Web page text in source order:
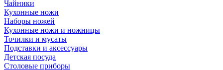
Чайники
Кухонные ножи
Наборы ножей
Кухонные ножи и ножницы
Точилки и мусаты
Подставки и аксессуары
Детская посуда
Столовые приборы